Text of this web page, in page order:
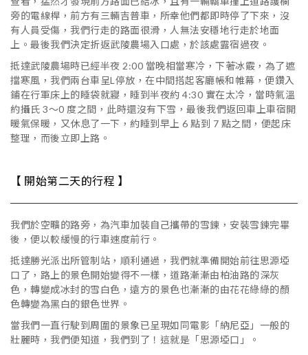
旁的電線桿，前方有三輛吉普車，所幸他們都即時停了下來，沒
有人員受傷，我們行走的路面很滑，人無法安穩地行走於地面
上。最後我們決定折返武陵農場入口處，於該處露宿過夜。
抵達武陵農場時已經半夜 2:00​ 當晚相當寒冷，下著冰霰，為了遮
擋寒風，我們兩台車呈L停放，在中間搭起客廳帳和帷幕，便鑽入
鋪在行軍床上的睡袋就寢，睡到半夜約 4:30​ 實在太冷，當時氣溫
約攝氏 3～0 度之間，此時還沒有下雪，最後我們返回車上車宿開
暖氣保暖，又休息了一下，約睡到早上 6 點到 7 點之間，便起床
整理，而後立即上路。
【 開始第二天的行程 】
我們於空曠的路旁，為汽車加裝自己攜帶的雪鍊，安裝雪鍊完畢
後，便以較緩慢的行車速度前行。
抵達勝光派出所管制站，順利通過，我們就準備開始前往思源埡
口了，路上的景色開始變得不一樣，道路漸漸由柏油路的深灰
色，轉變成冰封的雪白色，遠方的景色也漸漸的由花花綠綠的顏
色轉變為黑白的銀色世界。
當我們一直行駛到周圍的景象已呈現如同電影「納尼亞」一般的
壯麗時，我們便知道，我們到了！這就是「思源埡口」。